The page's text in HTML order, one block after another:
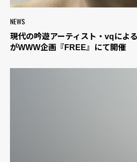
NEWS
現代の吟遊アーティスト・vqによ
がWWW企画『FREE』にて開催